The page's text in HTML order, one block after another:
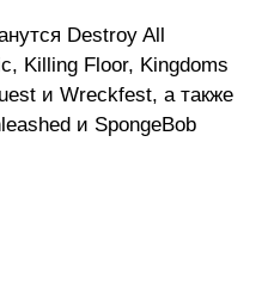
Destroy All
Killing Floor, Kingdoms
и Wreckfest, а также
и SpongeBob